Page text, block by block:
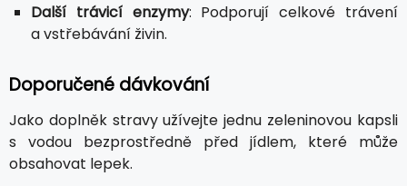
Další trávicí enzymy: Podporují celkové trávení
a vstřebávání živin.
Doporučené dávkování
Jako doplněk stravy užívejte jednu zeleninovou kapsli
s vodou bezprostředně před jídlem, které může
obsahovat lepek.